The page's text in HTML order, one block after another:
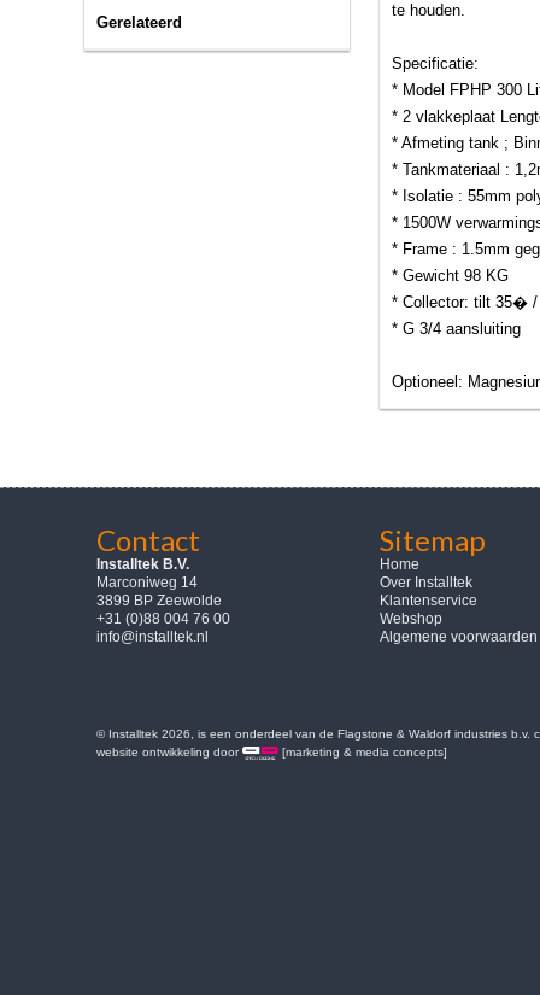
Gerelateerd
te houden.
Specificatie:
* Model FPHP 300
* 2 vlakkeplaat
* Afmeting tank ;
* Tankmateriaal :
* Isolatie : 55mm
* 1500W
* Frame : 1.5mm
* Gewicht 98 KG
* Collector: tilt 35�
* G 3/4 aansluiting
Optioneel:
Contact
Installtek B.V.
Marconiweg 14
3899 BP Zeewolde
+31 (0)88 004 76 00
info@installtek.nl
Sitemap
Home
Over Installtek
Klantenservice
Webshop
Algemene voorwaarden
© Installtek 2026, is een onderdeel van de Flagstone & Waldorf industries b.v.
website ontwikkeling door
[marketing & media concepts]